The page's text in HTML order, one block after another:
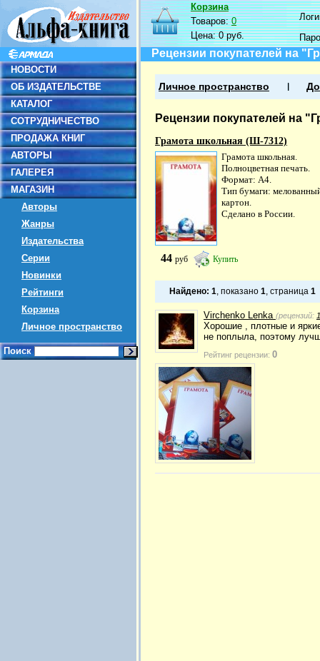
НОВОСТИ
ОБ ИЗДАТЕЛЬСТВЕ
КАТАЛОГ
СОТРУДНИЧЕСТВО
ПРОДАЖА КНИГ
АВТОРЫ
ГАЛЕРЕЯ
МАГАЗИН
Авторы
Жанры
Издательства
Серии
Новинки
Рейтинги
Корзина
Личное пространство
Поиск
Корзина
Товаров:0
Цена:0 руб.
Рецензии покупателей на
Личное пространство
Рецензии покупателей на
Грамота школьная (Ш-7312)
Грамота школьная.
Полноцветная печать.
Формат: А4.
Тип бумаги:
картон.
Сделано в России.
44 руб Купить
Найдено: 1, показано 1, страница 1
Virchenko Lenka (рецензий:
Хорошие , плотные и
не поплыла, поэтому
Рейтинг рецензии: 0